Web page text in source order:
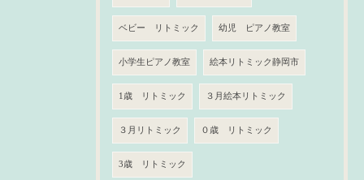
ベビー リトミック 幼児 ピアノ教室
小学生ピアノ教室 絵本リトミック静岡市
1歳 リトミック ３月絵本リトミック
３月リトミック ０歳 リトミック
3歳 リトミック